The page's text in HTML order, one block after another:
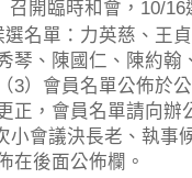
召開臨時和會，10/
名單：力英慈、王
琴、陳國仁、陳約
3）會員名單公佈於
正，會員名單請向辦
小會議決長老、執事
在後面公佈欄。